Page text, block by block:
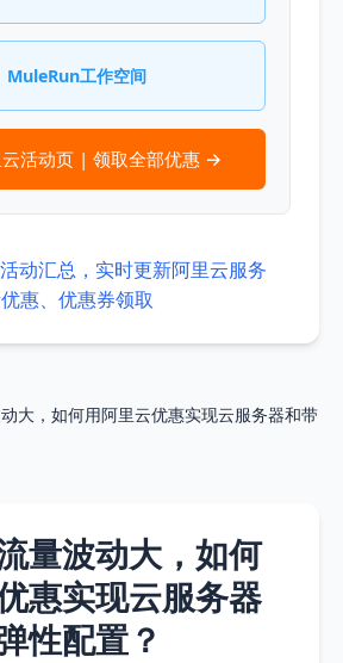
MuleRun工作空间
活动页 | 领取全部优惠 →
动汇总，实时更新阿里云服务
惠、优惠券领取
大，如何用阿里云优惠实现云服务器和带
量波动大，如何
惠实现云服务器
性配置？